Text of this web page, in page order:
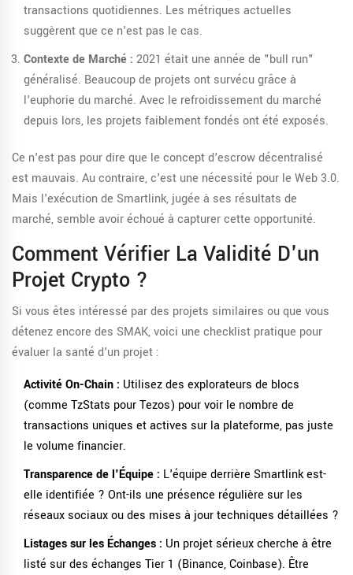
transactions quotidiennes. Les métriques actuelles
suggèrent que ce n'est pas le cas.
Contexte de Marché : 2021 était une année de "bull run"
généralisé. Beaucoup de projets ont survécu grâce à
l'euphorie du marché. Avec le refroidissement du marché
depuis lors, les projets faiblement fondés ont été exposés.
Ce n'est pas pour dire que le concept d'escrow décentralisé
est mauvais. Au contraire, c'est une nécessité pour le Web 3.0.
Mais l'exécution de Smartlink, jugée à ses résultats de
marché, semble avoir échoué à capturer cette opportunité.
Comment Vérifier La Validité D'un
Projet Crypto ?
Si vous êtes intéressé par des projets similaires ou que vous
détenez encore des SMAK, voici une checklist pratique pour
évaluer la santé d'un projet :
Activité On-Chain : Utilisez des explorateurs de blocs
(comme TzStats pour Tezos) pour voir le nombre de
transactions uniques et actives sur la plateforme, pas juste
le volume financier.
Transparence de l'Équipe : L'équipe derrière Smartlink est-
elle identifiée ? Ont-ils une présence régulière sur les
réseaux sociaux ou des mises à jour techniques détaillées ?
Listages sur les Échanges : Un projet sérieux cherche à être
listé sur des échanges Tier 1 (Binance, Coinbase). Être